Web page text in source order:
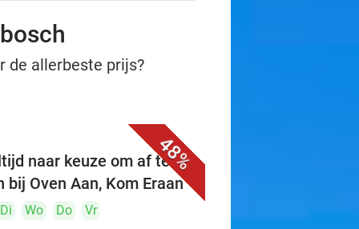
de allerbeste prijs?
48%
naar keuze om af te
bij Oven Aan, Kom Eraan
Di Wo Do
Vr